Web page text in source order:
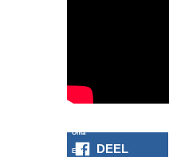
DEEL
Oma
Eert